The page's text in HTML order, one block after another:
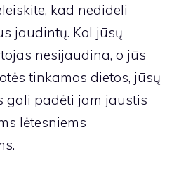
kad nedideli
jaudintų. Kol jūsų
nesijaudina, o jūs
tinkamos dietos, jūsų
gali padėti jam jaustis
lėtesniems